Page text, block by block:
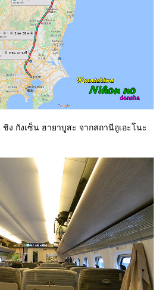
ง กังเซ็น ฮายาบูสะ จากสถานีอูเอะโนะ